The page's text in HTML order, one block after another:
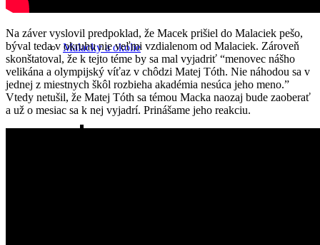
Malacky a okolie
Na záver vyslovil predpoklad, že Macek prišiel do Malaciek pešo,
býval teda v okruhu nie veľmi vzdialenom od Malaciek. Zároveň
skonštatoval, že k tejto téme by sa mal vyjadriť “menovec nášho
velikána a olympijský víťaz v chôdzi Matej Tóth. Nie náhodou sa v
jednej z miestnych škôl rozbieha akadémia nesúca jeho meno.”
Vtedy netušil, že Matej Tóth sa témou Macka naozaj bude zaoberať
a už o mesiac sa k nej vyjadrí. Prinášame jeho reakciu.